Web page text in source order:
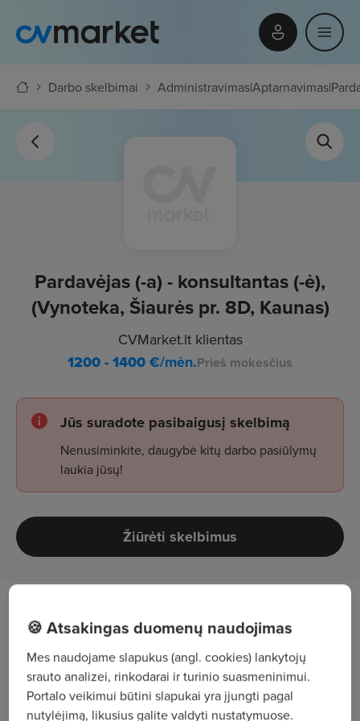
Darbo skelbimai Administravimas|Aptarnavimas|
Pardavėjas (-a) - konsultantas (-ė),
(Vynoteka, Šiaurės pr. 8D, Kaunas)
CVMarket.lt klientas
1200 - 1400€/mėn.Prieš mokesčius
Jūs suradote pasibaigusį skelbimą
Nenusiminkite, daugybė kitų darbo pasiūlymų
laukia jūsų!
Žiūrėti skelbimus
Darbo aprašymas
Bendravimą su klientais, konsultavimą,
aptarnavimą ir pardavimus;
Tvarkos palaikymą lentynose, prekių išdėstymą
🍪 Atsakingas duomenų naudojimas
Mes naudojame slapukus (angl. cookies) lankytojų
srauto analizei, rinkodarai ir turinio suasmeninimui.
Portalo veikimui būtini slapukai yra įjungti pagal
nutylėjimą, likusius galite valdyti nustatymuose.